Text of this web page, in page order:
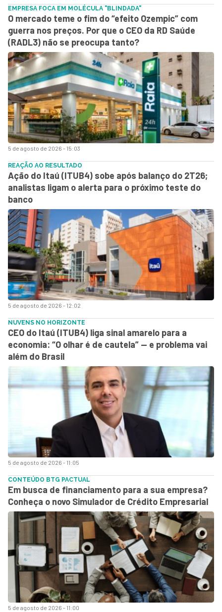
5 de agosto de 2026 - 15:03
EMPRESA FOCA EM MOLÉCULA "BLINDADA"
O mercado teme o fim do “efeito Ozempic” com
guerra nos preços. Por que o CEO da RD Saúde
(RADL3) não se preocupa tanto?
5 de agosto de 2026 - 12:02
REAÇÃO AO RESULTADO
Ação do Itaú (ITUB4) sobe após balanço do 2T26;
analistas ligam o alerta para o próximo teste do
banco
5 de agosto de 2026 - 11:05
NUVENS NO HORIZONTE
CEO do Itaú (ITUB4) liga sinal amarelo para a
economia: “O olhar é de cautela” — e problema vai
além do Brasil
5 de agosto de 2026 - 11:00
CONTEÚDO BTG PACTUAL
Em busca de financiamento para a sua empresa?
Conheça o novo Simulador de Crédito Empresarial